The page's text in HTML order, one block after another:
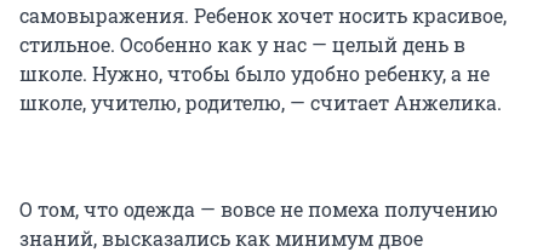
самовыражения. Ребенок хочет носить красивое,
стильное. Особенно как у нас — целый день в
школе. Нужно, чтобы было удобно ребенку, а не
школе, учителю, родителю, — считает Анжелика.
О том, что одежда — вовсе не помеха получению
знаний, высказались как минимум двое